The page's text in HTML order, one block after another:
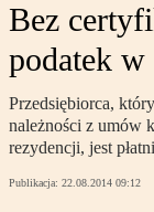
Bez
podatek w
Przedsiębiorca,
należności z umów
rezydencji, jest
Publikacja: 22.08.2014 09:12